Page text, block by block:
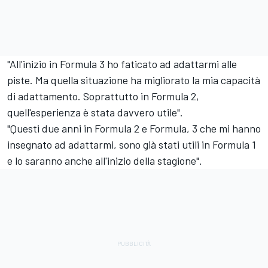
"All'inizio in Formula 3 ho faticato ad adattarmi alle
piste. Ma quella situazione ha migliorato la mia capacità
di adattamento. Soprattutto in Formula 2,
quell'esperienza è stata davvero utile".
"Questi due anni in Formula 2 e Formula, 3 che mi hanno
insegnato ad adattarmi, sono già stati utili in Formula 1
e lo saranno anche all'inizio della stagione".